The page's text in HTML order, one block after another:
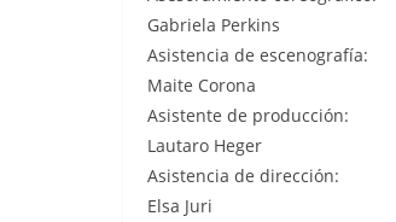
Gabriela Perkins
Asistencia de escenografía:
Maite Corona
Asistente de producción:
Lautaro Heger
Asistencia de dirección:
Elsa Juri